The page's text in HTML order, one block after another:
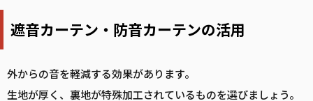
遮音カーテン・防音カーテンの活用
外からの音を軽減する効果があります。
生地が厚く、裏地が特殊加工されているものを選びましょう。